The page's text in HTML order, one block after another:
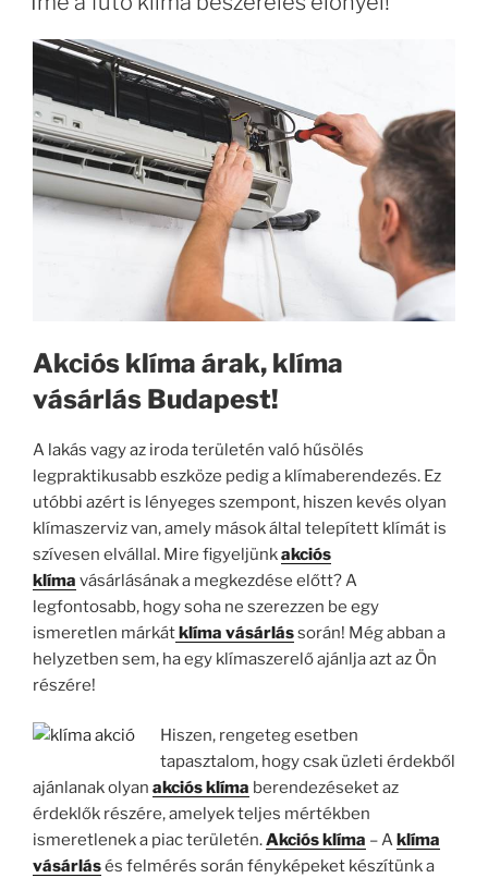
Akciós klíma árak, klíma
vásárlás Budapest!
A lakás vagy az iroda területén való hűsölés
legpraktikusabb eszköze pedig a klímaberendezés. Ez
utóbbi azért is lényeges szempont, hiszen kevés olyan
klímaszerviz van, amely mások által telepített klímát is
szívesen elvállal. Mire figyeljünkakciós
klíma vásárlásának a megkezdése előtt? A
legfontosabb, hogy soha ne szerezzen be egy
ismeretlen márkátklíma vásárlássorán! Még abban a
helyzetben sem, ha egy klímaszerelő ajánlja azt az Ön
részére!
Hiszen, rengeteg esetben
tapasztalom, hogy csak üzleti érdekből
ajánlanak olyan akciós klíma berendezéseket az
érdeklők részére, amelyek teljes mértékben
ismeretlenek a piac területén.Akciós klíma – A klíma
vásárlásés felmérés során fényképeket készítünk a